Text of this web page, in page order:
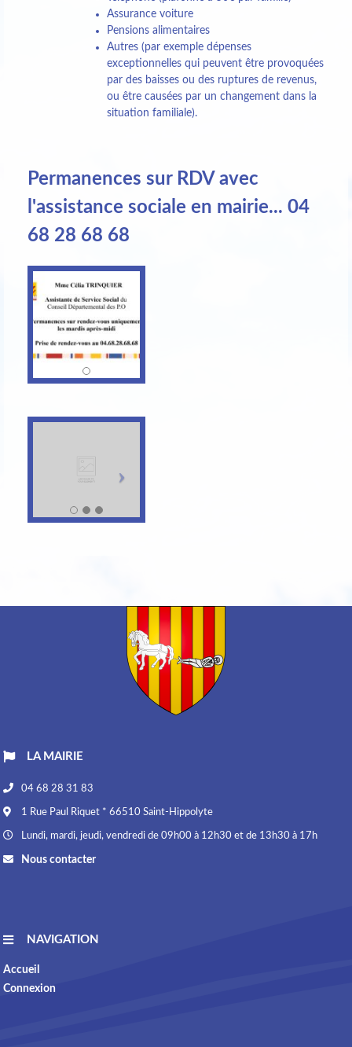
Assurance voiture
Pensions alimentaires
Autres (par exemple dépenses
exceptionnelles qui peuvent être provoquées
par des baisses ou des ruptures de revenus,
ou être causées par un changement dans la
situation familiale).
Permanences sur RDV avec
l'assistance sociale en mairie... 04
68 28 68 68
LA MAIRIE
04 68 28 31 83
1 Rue Paul Riquet * 66510 Saint-Hippolyte
Lundi, mardi, jeudi, vendredi de 09h00 à 12h30 et de 13h30 à 17h
Nous contacter
NAVIGATION
Accueil
Connexion